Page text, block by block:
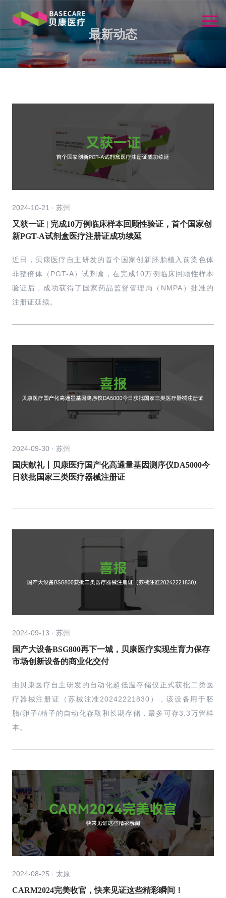
最新动态
2024-10-21 · 苏州
又获一证 | 完成10万例临床样本回顾性验证，首个国家创
新PGT-A试剂盒医疗注册证成功续延
近日，贝康医疗自主研发的首个国家创新胚胎植入前染色体
非整倍体（PGT-A）试剂盒，在完成10万例临床回顾性样本
验证后，成功获得了国家药品监督管理局（NMPA）批准的
注册证延续。
2024-09-30 · 苏州
国庆献礼丨贝康医疗国产化高通量基因测序仪DA5000今
日获批国家三类医疗器械注册证
2024-09-13 · 苏州
国产大设备BSG800再下一城，贝康医疗实现生育力保存
市场创新设备的商业化交付
由贝康医疗自主研发的自动化超低温存储仪正式获批二类医
疗器械注册证（苏械注准20242221830），该设备用于胚
胎/卵子/精子的自动化存取和长期存储，最多可存3.3万管样
本。
2024-08-25 · 太原
CARM2024完美收官，快来见证这些精彩瞬间！